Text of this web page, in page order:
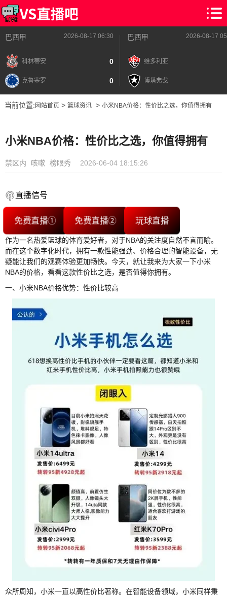
巴西甲 2026-08-17 06:30
科林蒂安 0
克鲁塞罗 0
巴西甲 2026-08-17
维多利亚
博塔弗戈
当前位置: 网站首页> 篮球资讯> 小米NBA价格：性价比之选，你值得拥有
小米NBA价格：性价比之选，你值得拥有
禁区内 咳嗽 榜眼秀 2026-06-04 18:15:26
直播信号
免费直播① 免费直播② 玩球直播
作为一名热爱篮球的体育爱好者，对于NBA的关注度自然不言而喻。
而在这个数字化时代，拥有一款性能强劲、价格合理的智能设备，无
疑能让我们的观赛体验更加畅快。今天，就让我来为大家一下小米
NBA的价格，看看这款性价比之选，是否值得你拥有。
一、小米NBA价格优势：性价比较高
众所周知，小米一直以高性价比著称。在智能设备领域，小米同样秉